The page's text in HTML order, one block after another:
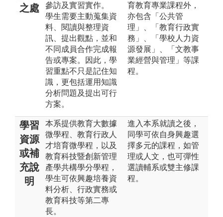
之處
參訪及實習實作。
學生需要主動蒐集資
料、閱讀與整理資
訊、提出觀點，並和
不同成員合作完成報
告或專案。因此，學
習重點不只是記住知
識，更包括運用知識
分析問題及提出可行
方案。
育教育專業課程外，
亦包含「公共管
理」、「教育行政實
務」、「學校人力資
源發展」、「文教事
業經營與管理」等課
程。
學習
資源
或補
充說
明
本系提供教育大數據
微學程、教育行政人
才培育微學程，以及
教育科技暨創新管理
產學共構學分學程，
學生可依興趣培養資
料分析、行政實務或
教育科技等第二專
長。
進入本系就讀之後，
同學可依自身興趣選
擇多元的課程，如管
理或人文，也可彈性
選讀輔系或雙主修課
程。